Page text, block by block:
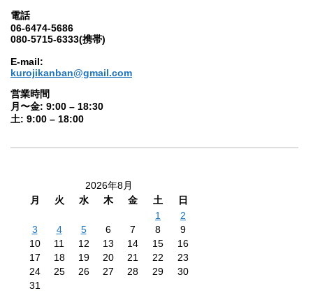
電話
06-6474-5686
080-5715-6333(携帯)
E-mail:
kurojikanban@gmail.com
営業時間
月〜金: 9:00 – 18:30
土: 9:00 – 18:00
2026年8月
月
火 水 木 金 土
日
1
2
3
4 5 6 7 8
9
10
11 12 13 14 15
16
17
18 19 20 21 22
23
24
25 26 27 28 29
30
31